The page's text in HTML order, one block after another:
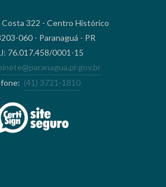
Costa 322 - Centro Histórico
060 - Paranaguá - PR
76.017.458/0001-15
(41) 3721-1810